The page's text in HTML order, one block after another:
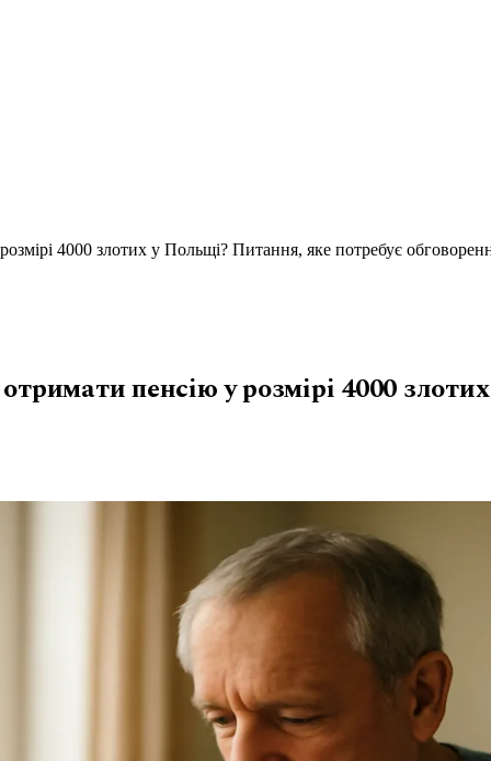
4000 злотих у Польщі? Питання, яке потребує
пенсію у розмірі 4000